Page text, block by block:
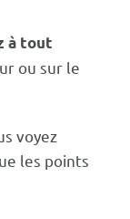
à tout
ou sur le
voyez
les points